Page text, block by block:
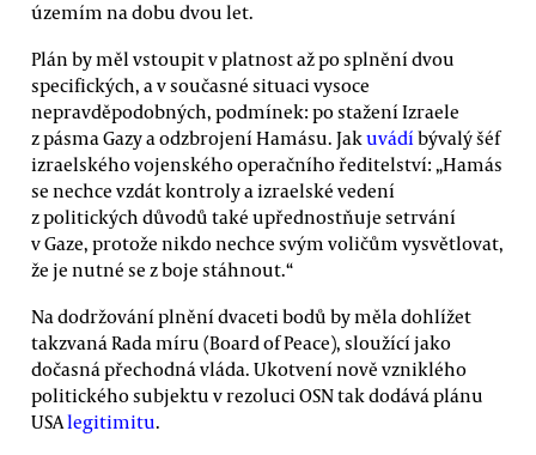
územím na dobu dvou let.
Plán by měl vstoupit v platnost až po splnění dvou
specifických, a v současné situaci vysoce
nepravděpodobných, podmínek: po stažení Izraele
z pásma Gazy a odzbrojení Hamásu. Jakuvádí bývalý šéf
izraelského vojenského operačního ředitelství: „Hamás
se nechce vzdát kontroly a izraelské vedení
z politických důvodů také upřednostňuje setrvání
v Gaze, protože nikdo nechce svým voličům vysvětlovat,
že je nutné se z boje stáhnout.“
Na dodržování plnění dvaceti bodů by měla dohlížet
takzvaná Rada míru (Board of Peace), sloužící jako
dočasná přechodná vláda. Ukotvení nově vzniklého
politického subjektu v rezoluci OSN tak dodává plánu
USAlegitimitu.